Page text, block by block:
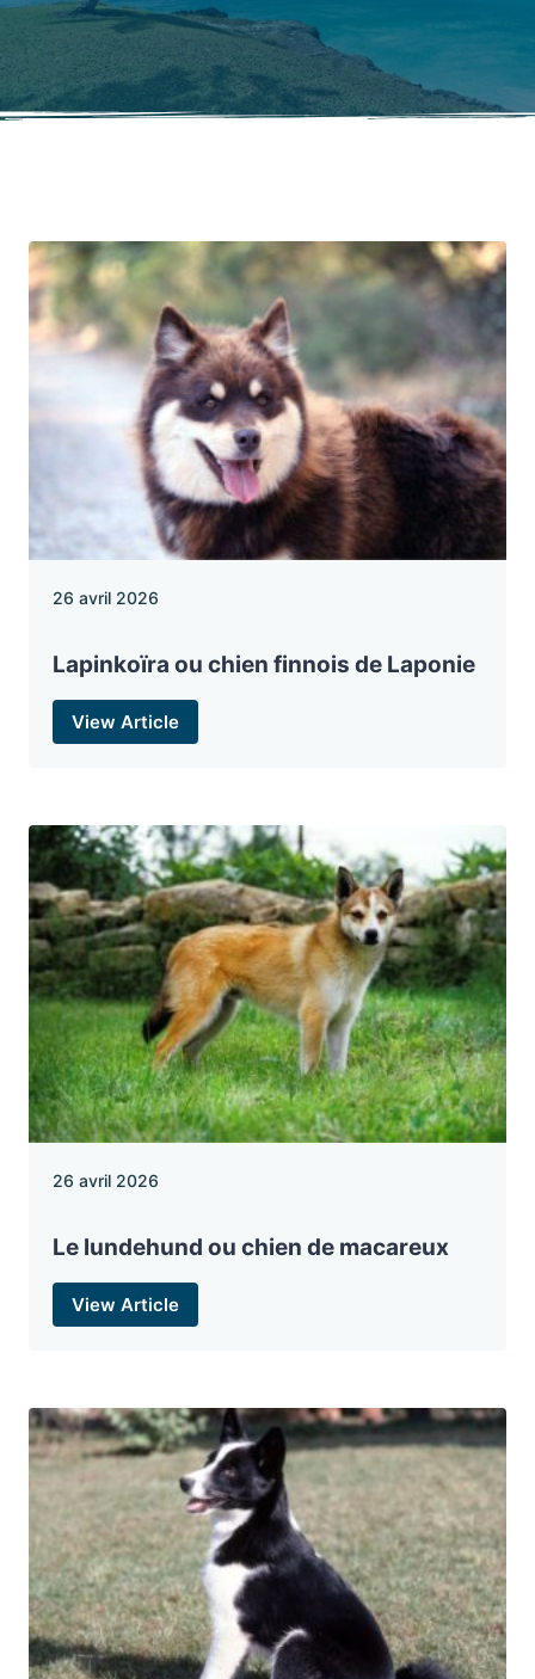
26 avril 2026
Lapinkoïra ou chien finnois de Laponie
View Article
26 avril 2026
Le lundehund ou chien de macareux
View Article